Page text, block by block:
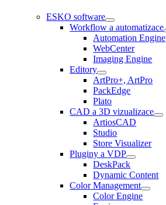
ESKO software
Workflow a automatizace
Automation Engine
WebCenter
Imaging Engine
Editory
ArtPro+, ArtPro
PackEdge
Plato
CAD a 3D vizualizace
ArtiosCAD
Studio
Store Visualizer
Pluginy a VDP
DeskPack
Dynamic Content
Color Management
Color Engine